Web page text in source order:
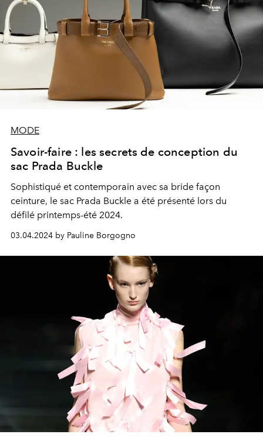
MODE
Savoir-faire : les secrets de conception du
sac Prada Buckle
Sophistiqué et contemporain avec sa bride façon
ceinture, le sac Prada Buckle a été présenté lors du
défilé printemps-été 2024.
03.04.2024 by Pauline Borgogno